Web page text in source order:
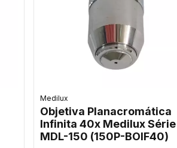
Medilux
Objetiva Planacromática
Infinita 40x Medilux Série
MDL-150 (150P-BOIF40)